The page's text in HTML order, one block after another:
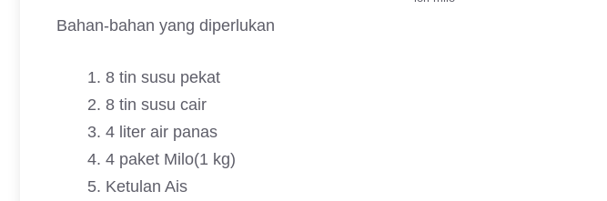
Bahan-bahan yang diperlukan
8 tin susu pekat
8 tin susu cair
4 liter air panas
4 paket Milo(1 kg)
Ketulan Ais